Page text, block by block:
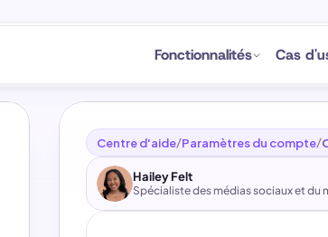
Fonctionnalités Cas
Centre d'aide/Paramètres du compte/
Hailey Felt
Spécialiste des médias sociaux et du